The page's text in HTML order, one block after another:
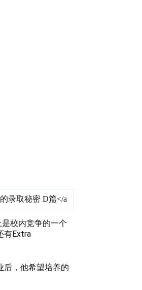
校内竞争的一个
有Extra
后，他希望培养的